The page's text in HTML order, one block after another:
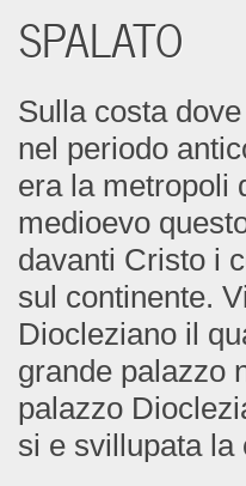
SPALATO
Sulla costa
nel periodo
era la metropoli
medioevo
davanti Cristo i
sul continente.
Diocleziano il
grande palazzo
palazzo
si e svillupata la